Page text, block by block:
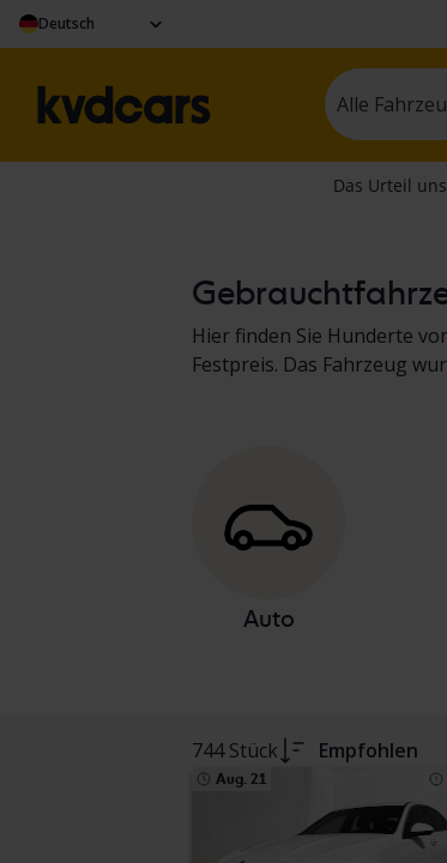
Deutsch
Alle
Hier finden Sie Hunderte
Festpreis. Das Fahrzeug
Auto
744 Stück Empfohlen
Aug. 21